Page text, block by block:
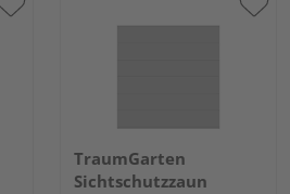
TraumGarten
Sichtschutzzaun